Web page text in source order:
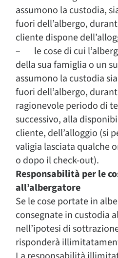
assumono la custodia,
fuori dell’albergo,
cliente dispone
– le cose di cui
della sua famiglia o un
assumono la custodia
fuori dell’albergo,
ragionevole periodo di
successivo, alla
cliente, dell’alloggio (si
valigia lasciata qualche
o dopo il check-out).
Responsabilità per le
all’albergatore
Se le cose portate in
consegnate in custodia
nell’ipotesi di
risponderà